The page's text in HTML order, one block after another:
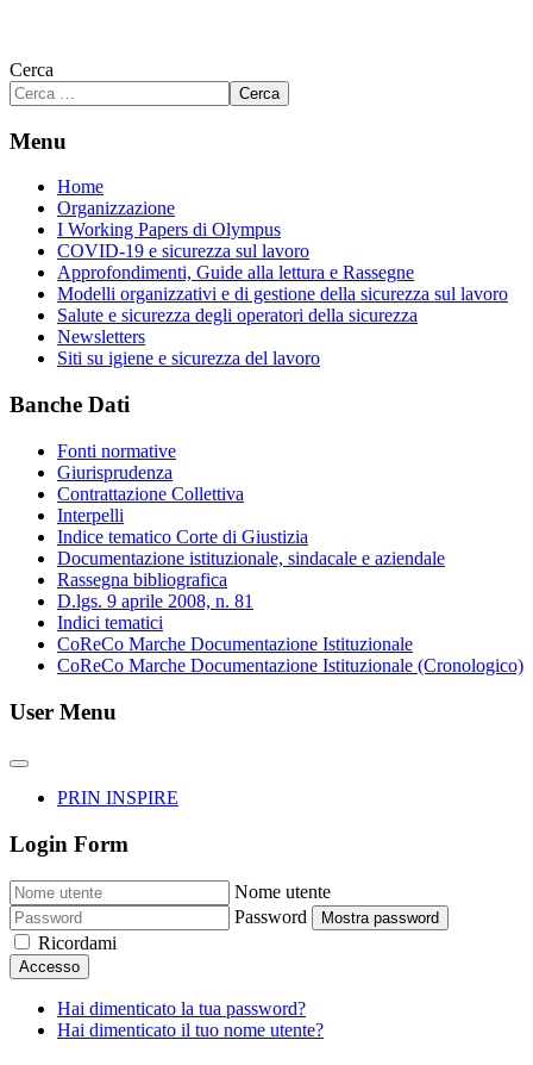
Cerca
Cerca
Menu
Home
Organizzazione
I Working Papers di Olympus
COVID-19 e sicurezza sul lavoro
Approfondimenti, Guide alla lettura e Rassegne
Modelli organizzativi e di gestione della sicurezza sul lavoro
Salute e sicurezza degli operatori della sicurezza
Newsletters
Siti su igiene e sicurezza del lavoro
Banche Dati
Fonti normative
Giurisprudenza
Contrattazione Collettiva
Interpelli
Indice tematico Corte di Giustizia
Documentazione istituzionale, sindacale e aziendale
Rassegna bibliografica
D.lgs. 9 aprile 2008, n. 81
Indici tematici
CoReCo Marche Documentazione Istituzionale
CoReCo Marche Documentazione Istituzionale (Cronologico)
User Menu
PRIN INSPIRE
Login Form
Nome utente
Password
Mostra password
Ricordami
Accesso
Hai dimenticato la tua password?
Hai dimenticato il tuo nome utente?